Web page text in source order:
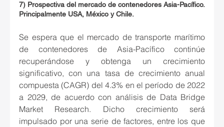
7) Prospectiva del mercado de contenedores Asia-Pacífico.
Principalmente USA, México y Chile.
Se espera que el mercado de transporte marítimo
de contenedores de Asia-Pacífico continúe
recuperándose y obtenga un crecimiento
significativo, con una tasa de crecimiento anual
compuesta (CAGR) del 4.3% en el período de 2022
a 2029, de acuerdo con análisis de Data Bridge
Market Research. Dicho crecimiento será
impulsado por una serie de factores, entre los que